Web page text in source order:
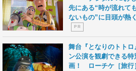
先にある“時が流れて
ないもの”に目頭が熱
P R
舞台『となりのトトロ
ン公演を観劇できる特
画！ ローチケ［旅行